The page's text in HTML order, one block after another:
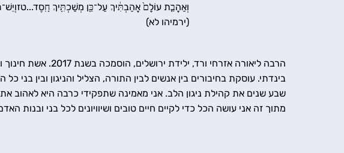
וְאַהֲבַ֤ת עוֹלָם֙ אֲהַבְתִּ֔יךְ עַל־כֵּ֖ן מְשַׁכְתִּ֥יךְ
(ירמיהו לא)
הרבה ליאורה אזרחי ורד,
בינדתי. עוסקת בחיבורים בין אנשים לבין התורה, הצליל והניגון ובין בני
שבע שנים את קהילת ניגון הלב. אני מאמינה שתפקידי כרבה היא לאהוב
מתוך זה אני עושה הכל כדי לקיים חיים טובים ושיוויונים לכל בני ובנות